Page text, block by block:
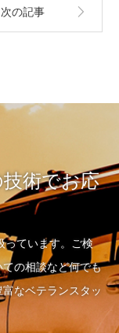
次の記事
術でお応
っています。ご検
の相談など何でも
なベテランスタッ